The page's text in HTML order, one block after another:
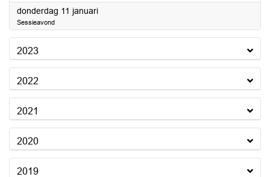
donderdag 11 januari2024
Sessieavond
2023
2022
2021
2020
2019